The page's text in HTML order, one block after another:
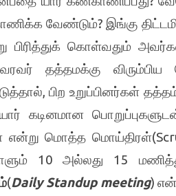
வேண்டும்? இங்கு
பிரித்துக் கொள்வதும்
தத்தமக்கு
, பிற உறுப்பினர்கள்
யார் கடினமான
என்று மொத்த மொய்திரள்
10அல்லது 15
(Daily Standup meeting)